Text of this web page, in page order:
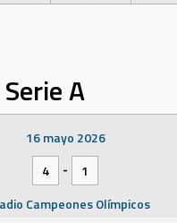
A
16 mayo 2026
4
-
1
Campeones Olímpicos